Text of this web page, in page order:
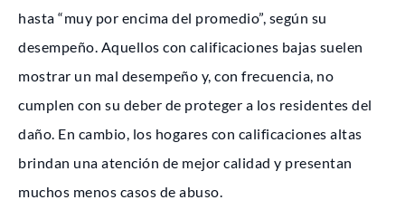
hasta “muy por encima del promedio”, según su
desempeño. Aquellos con calificaciones bajas suelen
mostrar un mal desempeño y, con frecuencia, no
cumplen con su deber de proteger a los residentes del
daño. En cambio, los hogares con calificaciones altas
brindan una atención de mejor calidad y presentan
muchos menos casos de abuso.